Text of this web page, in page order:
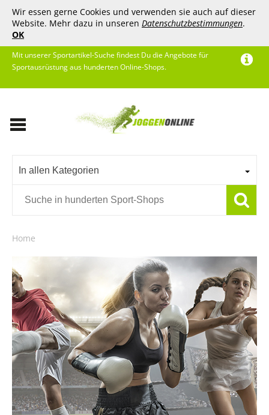
Wir essen gerne Cookies und verwenden sie auch auf dieser
Website. Mehr dazu in unseren Datenschutzbestimmungen.
OK
Mit unserer Sportartikel-Suche findest Du die Angebote für
Sportausrüstung aus hunderten Online-Shops.
In allen Kategorien
Home